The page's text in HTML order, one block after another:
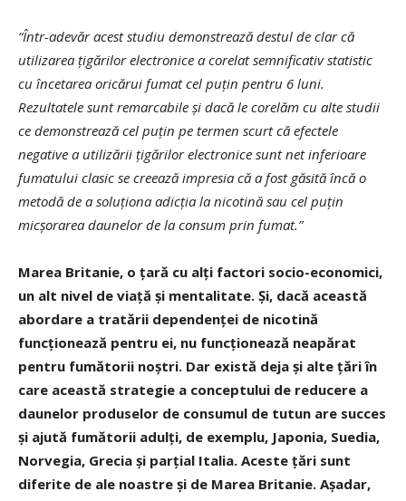
“Într-adevăr acest studiu demonstrează destul de clar că
utilizarea țigărilor electronice a corelat semnificativ statistic
cu încetarea oricărui fumat cel puțin pentru 6 luni.
Rezultatele sunt remarcabile și dacă le corelăm cu alte studii
ce demonstrează cel puțin pe termen scurt că efectele
negative a utilizării țigărilor electronice sunt net inferioare
fumatului clasic se creează impresia că a fost găsită încă o
metodă de a soluționa adicția la nicotină sau cel puțin
micșorarea daunelor de la consum prin fumat.”
Marea Britanie, o țară cu alți factori socio-economici,
un alt nivel de viață și mentalitate. Și, dacă această
abordare a tratării dependenței de nicotină
funcționează pentru ei, nu funcționează neapărat
pentru fumătorii noștri. Dar există deja și alte țări în
care această strategie a conceptului de reducere a
daunelor produselor de consumul de tutun are succes
și ajută fumătorii adulți, de exemplu, Japonia, Suedia,
Norvegia, Grecia și parțial Italia. Aceste țări sunt
diferite de ale noastre și de Marea Britanie. Așadar,